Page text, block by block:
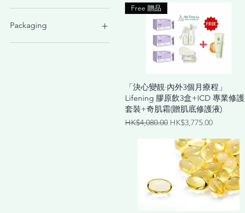
HK$625
Packaging
Compostable Refill
快速瀏覽
Free 贈品
「決心變靚·內外3個月療程」
Lifening 膠原飲3盒+ICD 專業修護
套裝+奇肌霜(贈肌底修護液)
一般價格
HK$4,080.00 促銷價格
HK$3,775.00